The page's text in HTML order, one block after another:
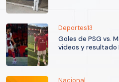
Deportes13
Goles de PSG vs.
videos y resultado